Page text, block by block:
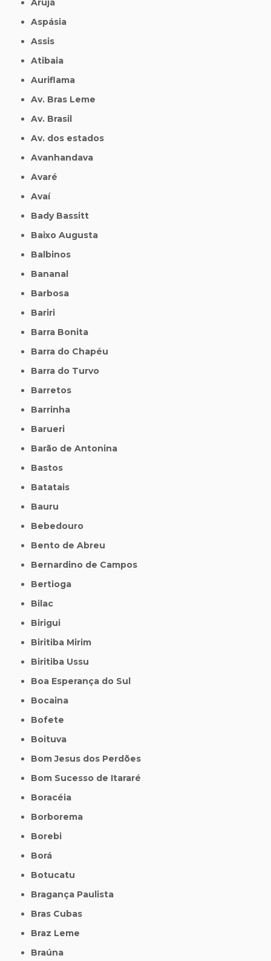
Aspásia
Assis
Atibaia
Auriflama
Av. Bras Leme
Av. Brasil
Av. dos estados
Avanhandava
Avaré
Avaí
Bady Bassitt
Baixo Augusta
Balbinos
Bananal
Barbosa
Bariri
Barra Bonita
Barra do Chapéu
Barra do Turvo
Barretos
Barrinha
Barueri
Barão de Antonina
Bastos
Batatais
Bauru
Bebedouro
Bento de Abreu
Bernardino de Campos
Bertioga
Bilac
Birigui
Biritiba Mirim
Biritiba Ussu
Boa Esperança do Sul
Bocaina
Bofete
Boituva
Bom Jesus dos Perdões
Bom Sucesso de Itararé
Boracéia
Borborema
Borebi
Borá
Botucatu
Bragança Paulista
Bras Cubas
Braz Leme
Braúna